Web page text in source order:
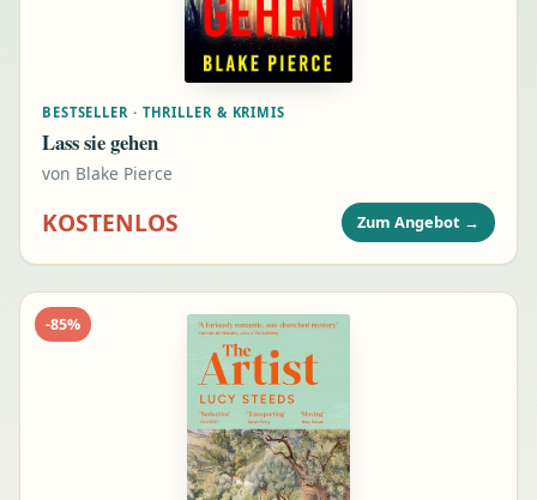
BESTSELLER · THRILLER & KRIMIS
Lass sie gehen
von Blake Pierce
KOSTENLOS Zum Angebot →
-85%